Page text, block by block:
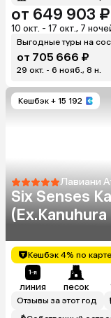
от 649 903 ₽
10 окт. - 17 окт., 7
Выгодные туры на
от 705 666 ₽
29 окт. - 6 нояб., 8 н.
Кешбэк + 15 192
Лавиани
Six Senses
Кешбэк 4% по
линия песок
Отзывы за этот год